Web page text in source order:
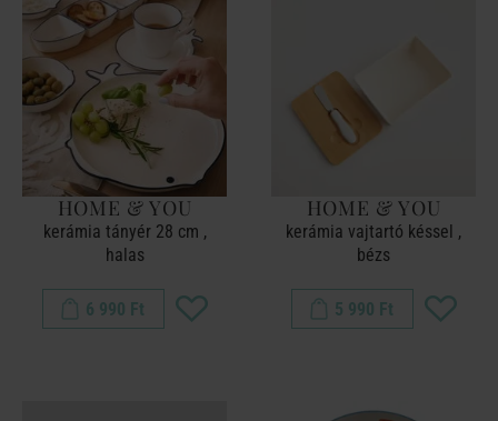
HOME & YOU
kerámia tányér 28 cm ,
halas
6 990 Ft
HOME & YOU
kerámia vajtartó késsel ,
bézs
5 990 Ft